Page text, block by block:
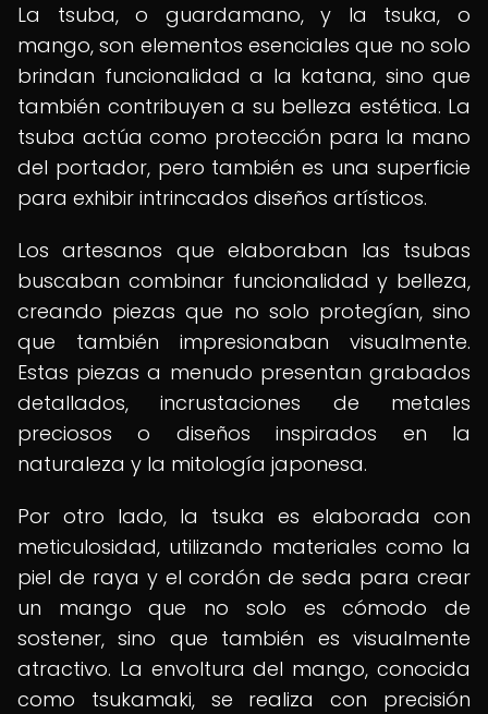
La tsuba, o guardamano, y la tsuka, o
mango, son elementos esenciales que no solo
brindan funcionalidad a la katana, sino que
también contribuyen a su belleza estética. La
tsuba actúa como protección para la mano
del portador, pero también es una superficie
para exhibir intrincados diseños artísticos.
Los artesanos que elaboraban las tsubas
buscaban combinar funcionalidad y belleza,
creando piezas que no solo protegían, sino
que también impresionaban visualmente.
Estas piezas a menudo presentan grabados
detallados, incrustaciones de metales
preciosos o diseños inspirados en la
naturaleza y la mitología japonesa.
Por otro lado, la tsuka es elaborada con
meticulosidad, utilizando materiales como la
piel de raya y el cordón de seda para crear
un mango que no solo es cómodo de
sostener, sino que también es visualmente
atractivo. La envoltura del mango, conocida
como tsukamaki, se realiza con precisión